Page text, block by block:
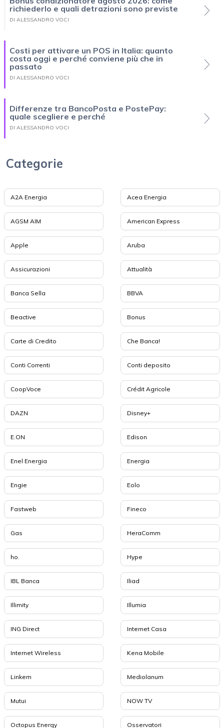
richiederlo e quali detrazioni sono previste
DI ALESSANDRO VOCI
Costi per attivare un POS in Italia: quanto
costa oggi e perché conviene più che in
passato
DI ALESSANDRO VOCI
Differenze tra BancoPosta e PostePay:
quale scegliere e perché
DI ALESSANDRO VOCI
Categorie
A2A Energia Acea Energia
AGSM AIM American Express
Apple Aruba
Assicurazioni Attualità
Banca Sella BBVA
Beactive Bonus
Carte di Credito Che Banca!
Conti Correnti Conti deposito
CoopVoce Crédit Agricole
DAZN Disney+
E.ON Edison
Enel Energia Energia
Engie Eolo
Fastweb Fineco
Gas HeraComm
ho. Hype
IBL Banca Iliad
Illimity Illumia
ING Direct Internet Casa
Internet Wireless Kena Mobile
Linkem Mediolanum
Mutui NOW TV
Octopus Energy Osservatori